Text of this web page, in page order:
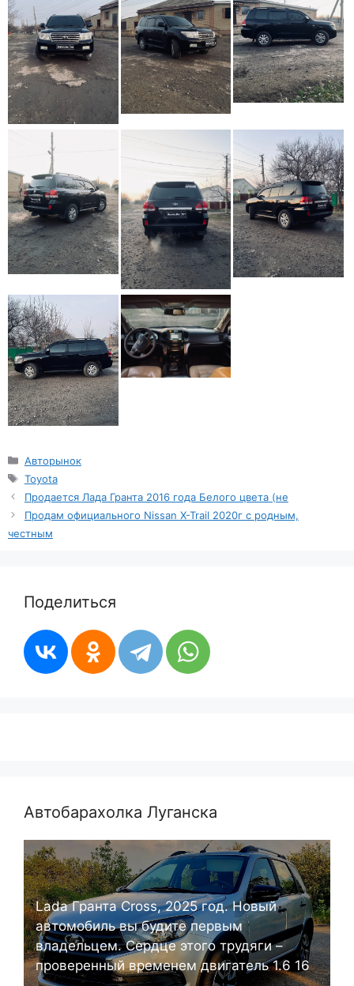
Рубрики
Авторынок
Метки
Toyota
Продается Лада Гранта 2016 года Белого цвета (не
Продам официального Nissan X-Trail 2020г с родным,
честным
Поделиться
Автобарахолка Луганска
Lada Гранта Cross, 2025 год. Новый
автомобиль вы будите первым
владельцем. Сердце этого трудяги –
проверенный временем двигатель 1.6 16